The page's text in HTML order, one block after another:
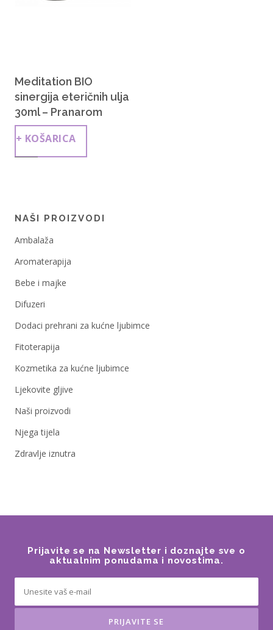
Meditation BIO
sinergija eteričnih ulja
30ml – Pranarom
+ KOŠARICA
NAŠI PROIZVODI
Ambalaža
Aromaterapija
Bebe i majke
Difuzeri
Dodaci prehrani za kućne ljubimce
Fitoterapija
Kozmetika za kućne ljubimce
Ljekovite gljive
Naši proizvodi
Njega tijela
Zdravlje iznutra
Prijavite se na Newsletter i doznajte sve o
aktualnim ponudama i novostima.